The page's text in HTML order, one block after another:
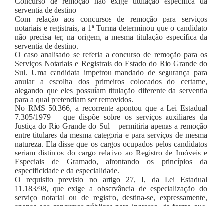
serventia de destino
Com relação aos concursos de remoção para serviços
notariais e registrais, a 1ª Turma determinou que o candidato
não precisa ter, na origem, a mesma titulação específica da
serventia de destino.
O caso analisado se referia a concurso de remoção para os
Serviços Notariais e Registrais do Estado do Rio Grande do
Sul. Uma candidata impetrou mandado de segurança para
anular a escolha dos primeiros colocados do certame,
alegando que eles possuíam titulação diferente da serventia
para a qual pretendiam ser removidos.
No RMS 50.366, a recorrente apontou que a Lei Estadual
7.305/1979 – que dispõe sobre os serviços auxiliares da
Justiça do Rio Grande do Sul – permitiria apenas a remoção
entre titulares da mesma categoria e para serviços de mesma
natureza. Ela disse que os cargos ocupados pelos candidatos
seriam distintos do cargo relativo ao Registro de Imóveis e
Especiais de Gramado, afrontando os princípios da
especificidade e da especialidade.
O requisito previsto no artigo 27, I, da Lei Estadual
11.183/98, que exige a observância de especialização do
serviço notarial ou de registro, destina-se, expressamente,